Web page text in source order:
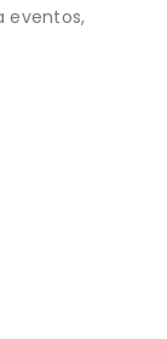
eventos,